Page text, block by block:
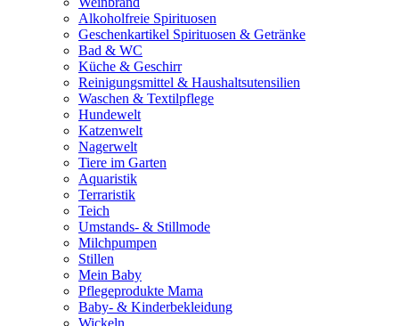
Alkoholfreie Spirituosen
Geschenkartikel Spirituosen & Getränke
Bad & WC
Küche & Geschirr
Reinigungsmittel & Haushaltsutensilien
Waschen & Textilpflege
Hundewelt
Katzenwelt
Nagerwelt
Tiere im Garten
Aquaristik
Terraristik
Teich
Umstands- & Stillmode
Milchpumpen
Stillen
Mein Baby
Pflegeprodukte Mama
Baby- & Kinderbekleidung
Wickeln